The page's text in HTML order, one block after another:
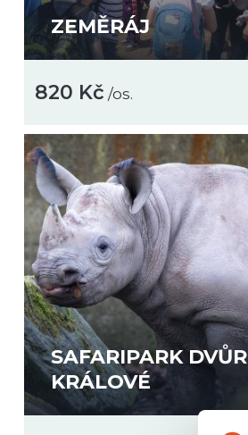
ZEMĚRÁJ
820 Kč /os.
SAFARIPARK DVŮR
KRÁLOVÉ